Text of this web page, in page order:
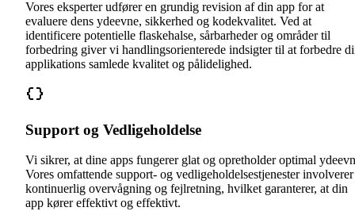
Vores eksperter udfører en grundig revision af din app for at
evaluere dens ydeevne, sikkerhed og kodekvalitet. Ved at
identificere potentielle flaskehalse, sårbarheder og områder til
forbedring giver vi handlingsorienterede indsigter til at forbedre
applikations samlede kvalitet og pålidelighed.
Support og Vedligeholdelse
Vi sikrer, at dine apps fungerer glat og opretholder optimal
Vores omfattende support- og vedligeholdelsestjenester involverer
kontinuerlig overvågning og fejlretning, hvilket garanterer, at din
app kører effektivt og effektivt.